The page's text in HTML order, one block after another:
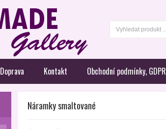
Doprava Kontakt Obchodní podmínky, GDPR
Náramky smaltované